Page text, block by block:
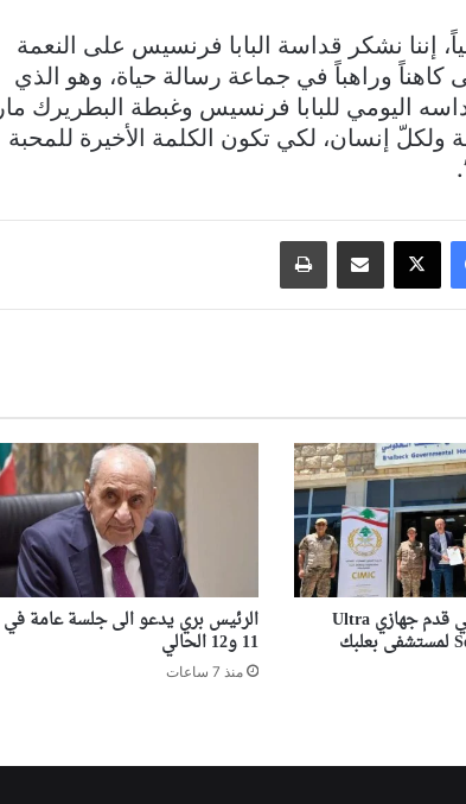
إننا نشكر قداسة البابا فرنسيس على النعمة
وراهباً في جماعة رسالة حياة، وهو الذي
اليومي للبابا فرنسيس وغبطة البطريرك مار
إنسان، لكي تكون الكلمة الأخيرة للمحبة
فيسبوك ‫X مشاركة عبر البريد طباعة
*الجيش اللبناني قدم جهازي Ultra
Sound Portable لمستشفى بعلبك
الرئيس بري يدعو الى جلسة عامة في
11 و12 الحالي
منذ 7 ساعات